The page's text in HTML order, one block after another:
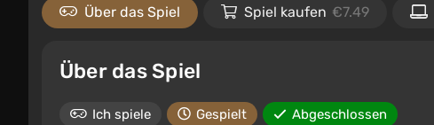
Über das Spiel Spiel kaufen €7.49
Über das Spiel
Ich spiele Gespielt Abgeschlossen